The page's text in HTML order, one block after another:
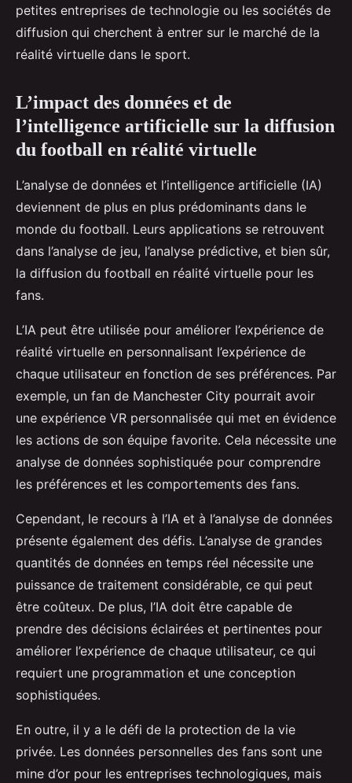
petites entreprises de technologie ou les sociétés de
diffusion qui cherchent à entrer sur le marché de la
réalité virtuelle dans le sport.
L’impact des données et de
l’intelligence artificielle sur la diffusion
du football en réalité virtuelle
L’analyse de données et l’intelligence artificielle (IA)
deviennent de plus en plus prédominants dans le
monde du football. Leurs applications se retrouvent
dans l’analyse de jeu, l’analyse prédictive, et bien sûr,
la diffusion du football en réalité virtuelle pour les
fans.
L’IA peut être utilisée pour améliorer l’expérience de
réalité virtuelle en personnalisant l’expérience de
chaque utilisateur en fonction de ses préférences. Par
exemple, un fan de Manchester City pourrait avoir
une expérience VR personnalisée qui met en évidence
les actions de son équipe favorite. Cela nécessite une
analyse de données sophistiquée pour comprendre
les préférences et les comportements des fans.
Cependant, le recours à l’IA et à l’analyse de données
présente également des défis. L’analyse de grandes
quantités de données en temps réel nécessite une
puissance de traitement considérable, ce qui peut
être coûteux. De plus, l’IA doit être capable de
prendre des décisions éclairées et pertinentes pour
améliorer l’expérience de chaque utilisateur, ce qui
requiert une programmation et une conception
sophistiquées.
En outre, il y a le défi de la protection de la vie
privée. Les données personnelles des fans sont une
mine d’or pour les entreprises technologiques, mais